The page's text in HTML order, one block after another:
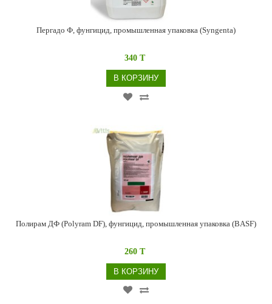
Пергадо Ф, фунгицид, промышленная упаковка (Syngenta)
340 T
В КОРЗИНУ
Полирам ДФ (Polyram DF), фунгицид, промышленная упаковка (BASF)
260 T
В КОРЗИНУ